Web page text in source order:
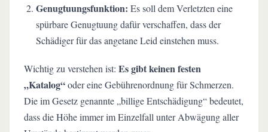
Genugtuungsfunktion: Es soll dem Verletzten eine
spürbare Genugtuung dafür verschaffen, dass der
Schädiger für das angetane Leid einstehen muss.
Wichtig zu verstehen ist: Es gibt keinen festen
„Katalog“oder eine Gebührenordnung für Schmerzen.
Die im Gesetz genannte „billige Entschädigung“ bedeutet,
dass die Höhe immer im Einzelfall unter Abwägung aller